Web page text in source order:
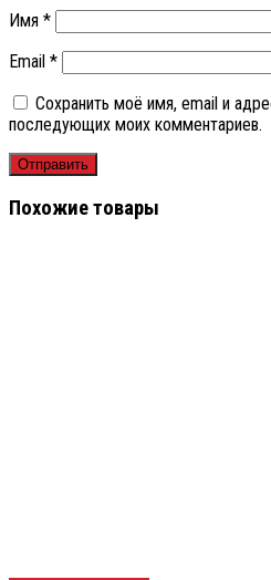
Имя *
Email *
Сохранить моё имя, email и
последующих моих комментариев.
Похожие товары